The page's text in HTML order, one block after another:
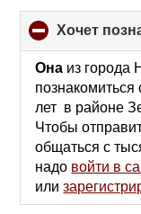
хочет
Она из города
лет в районе
Чтобы
общаться с
надо войти в
или